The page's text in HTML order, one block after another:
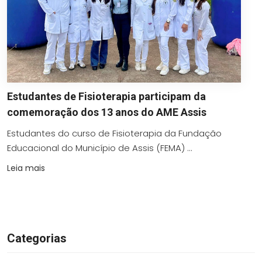
Estudantes de Fisioterapia participam da
comemoração dos 13 anos do AME Assis
Estudantes do curso de Fisioterapia da Fundação
Educacional do Município de Assis (FEMA) ...
Leia mais
Categorias